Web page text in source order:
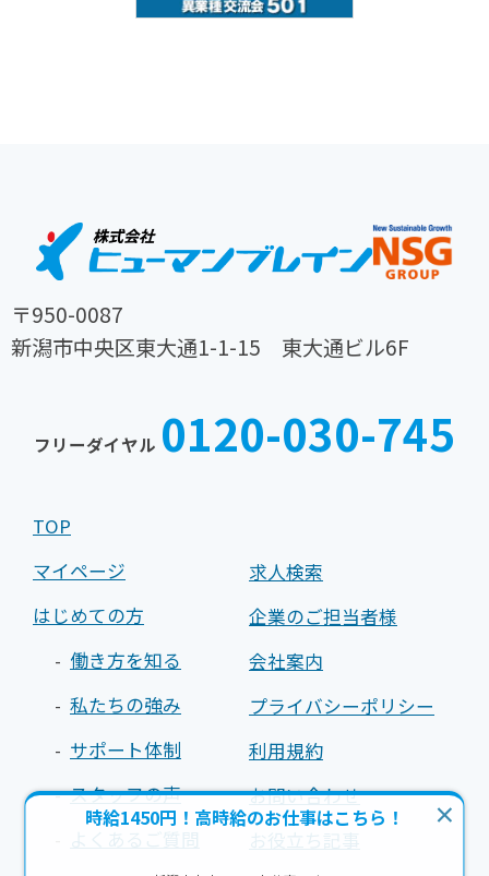
〒950-0087
新潟市中央区東大通1-1-15 東大通ビル6F
242-
242-
フリーダイヤル 0120-030-745
TOP
マイページ
はじめての方
働き方を知る
私たちの強み
サポート体制
スタッフの声
よくあるご質問
求人検索
企業のご担当者様
会社案内
プライバシーポリシー
利用規約
お問い合わせ
お役立ち記事
時給1450円！高時給のお仕事はこちら！